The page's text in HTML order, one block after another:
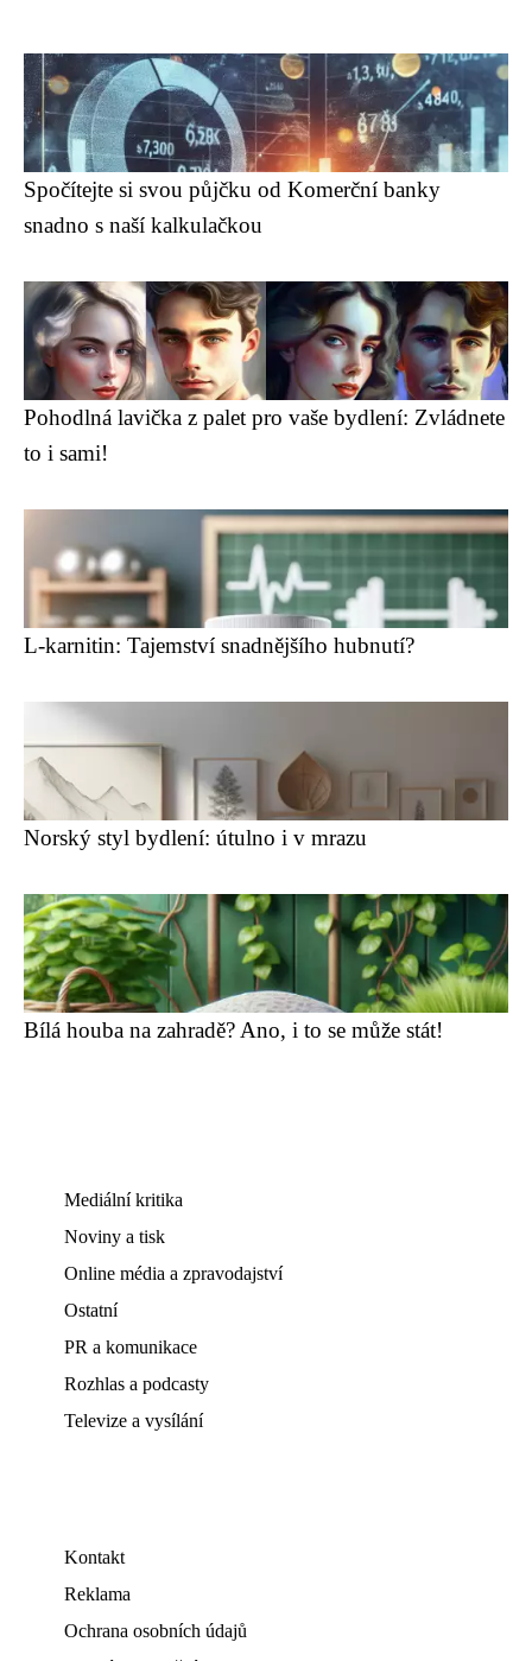
Spočítejte si svou půjčku od Komerční banky
snadno s naší kalkulačkou
Pohodlná lavička z palet pro vaše bydlení: Zvládnete
to i sami!
L-karnitin: Tajemství snadnějšího hubnutí?
Norský styl bydlení: útulno i v mrazu
Bílá houba na zahradě? Ano, i to se může stát!
Mediální kritika
Noviny a tisk
Online média a zpravodajství
Ostatní
PR a komunikace
Rozhlas a podcasty
Televize a vysílání
Kontakt
Reklama
Ochrana osobních údajů